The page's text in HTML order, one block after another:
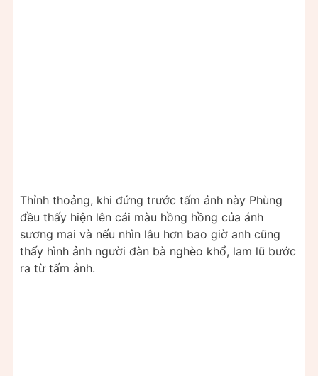
Thỉnh thoảng, khi đứng trước tấm ảnh này Phùng
đều thấy hiện lên cái màu hồng hồng của ánh
sương mai và nếu nhìn lâu hơn bao giờ anh cũng
thấy hình ảnh người đàn bà nghèo khổ, lam lũ bước
ra từ tấm ảnh.